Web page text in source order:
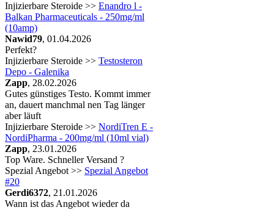
Injizierbare Steroide >> Enandro l -
Balkan Pharmaceuticals - 250mg/ml
(10amp)
Nawid79, 01.04.2026
Perfekt?
Injizierbare Steroide >> Testosteron
Depo - Galenika
Zapp, 28.02.2026
Gutes günstiges Testo. Kommt immer
an, dauert manchmal nen Tag länger
aber läuft
Injizierbare Steroide >> NordiTren E -
NordiPharma - 200mg/ml (10ml vial)
Zapp, 23.01.2026
Top Ware. Schneller Versand ?
Spezial Angebot >> Spezial Angebot
#20
Gerdi6372, 21.01.2026
Wann ist das Angebot wieder da